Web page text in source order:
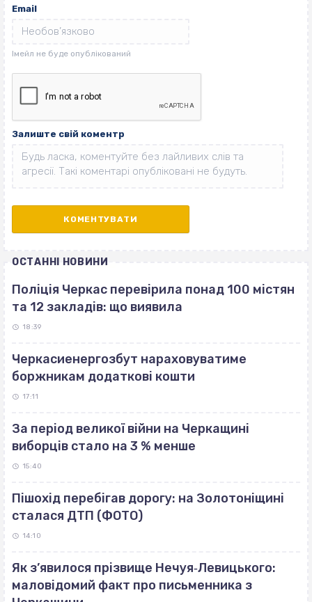
Email
Залиште свій коментр
ОСТАННІ НОВИНИ
Поліція Черкас перевірила понад 100 містян
та 12 закладів: що виявила
18:39
Черкасиенергозбут нараховуватиме
боржникам додаткові кошти
17:11
За період великої війни на Черкащині
виборців стало на 3 % менше
15:40
Пішохід перебігав дорогу: на Золотоніщині
сталася ДТП (ФОТО)
14:10
Як з’явилося прізвище Нечуя‐Левицького:
маловідомий факт про письменника з